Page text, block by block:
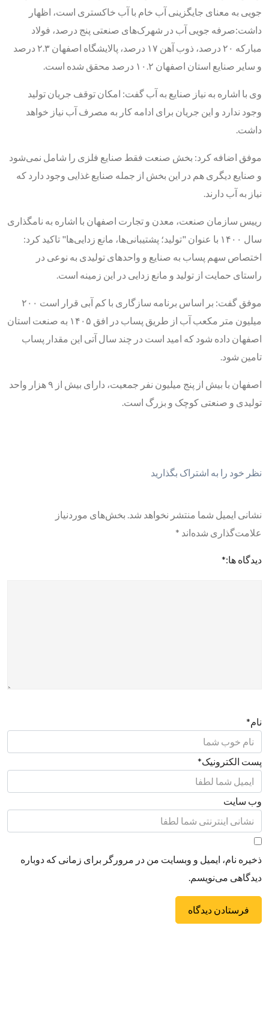
جویی به معنای جایگزینی آب خام با آب خاکستری است، اظهار
داشت:صرفه جویی آب در شهرک‌های صنعتی پنج درصد، فولاد
مبارکه ۲۰ درصد، ذوب آهن ۱۷ درصد، پالایشگاه اصفهان ۲.۳ درصد
و سایر صنایع استان اصفهان ۱۰.۲ درصد محقق شده است.
وی با اشاره به نیاز صنایع به آب گفت: امکان توقف جریان تولید
وجود ندارد و این جریان برای ادامه کار به مصرف آب نیاز خواهد
داشت.
موفق اضافه کرد: بخش صنعت فقط صنایع فلزی را شامل نمی‌شود
و صنایع دیگری هم در این بخش از جمله صنایع غذایی وجود دارد که
نیاز به آب دارند.
رییس سازمان صنعت، معدن و تجارت اصفهان با اشاره به نامگذاری
سال ۱۴۰۰ با عنوان "تولید؛ پشتیبانی‌ها، مانع‌ زدایی‌ها" تاکید کرد:
اختصاص سهم پساب به صنایع و واحدهای تولیدی به نوعی در
راستای حمایت از تولید و مانع زدایی در این زمینه است.
موفق گفت: بر اساس برنامه سازگاری با کم آبی قرار است ۲۰۰
میلیون متر مکعب آب از طریق پساب در افق ۱۴۰۵ به صنعت استان
اصفهان داده شود که امید است در چند سال آتی این مقدار پساب
تامین شود.
اصفهان با بیش از پنج میلیون نفر جمعیت، دارای بیش از ۹ هزار واحد
تولیدی و صنعتی کوچک و بزرگ است.
نظر خود را به اشتراک بگذارید
نشانی ایمیل شما منتشر نخواهد شد. بخش‌های موردنیاز
علامت‌گذاری شده‌اند *
دیدگاه ها:*
نام*
پست الکترونیک*
وب سایت
ذخیره نام، ایمیل و وبسایت من در مرورگر برای زمانی که دوباره
دیدگاهی می‌نویسم.